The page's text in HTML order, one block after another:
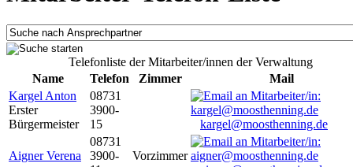
Telefonliste der Mitarbeiter/innen der Verwaltung
Name
Telefon Zimmer
Mail
Kargel Anton
Erster
Bürgermeister
08731
3900-
15
kargel@moosthenning.de
Aigner Verena
08731
3900-
Vorzimmer